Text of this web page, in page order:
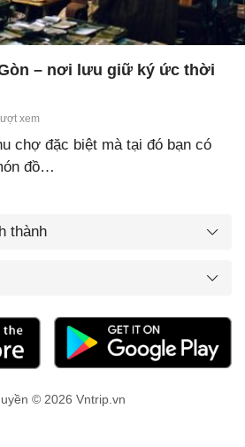
– nơi lưu giữ ký ức thời
xem
chợ đặc biệt mà tại đó bạn có
đồ…
thành
© 2026 Vntrip.vn